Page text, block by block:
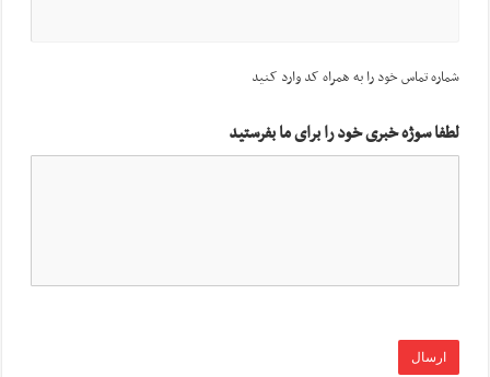
شماره تماس خود را به همراه کد وارد کنید
لطفا سوژه خبری خود را برای ما بفرستید